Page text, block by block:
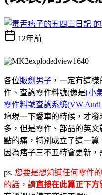
12年前
各位販劍男子 ，一定有這
件、查詢零件料號(像是[小
零件料號查詢系統(VW Audi
壇現一下愛車的時候，才
多，但是零件、部品的英
點的痛，特別成立了這一篇
因為痞子三不五時會更新
ps. 您要是想知道任何零件
的話，請直接在此篇正下方